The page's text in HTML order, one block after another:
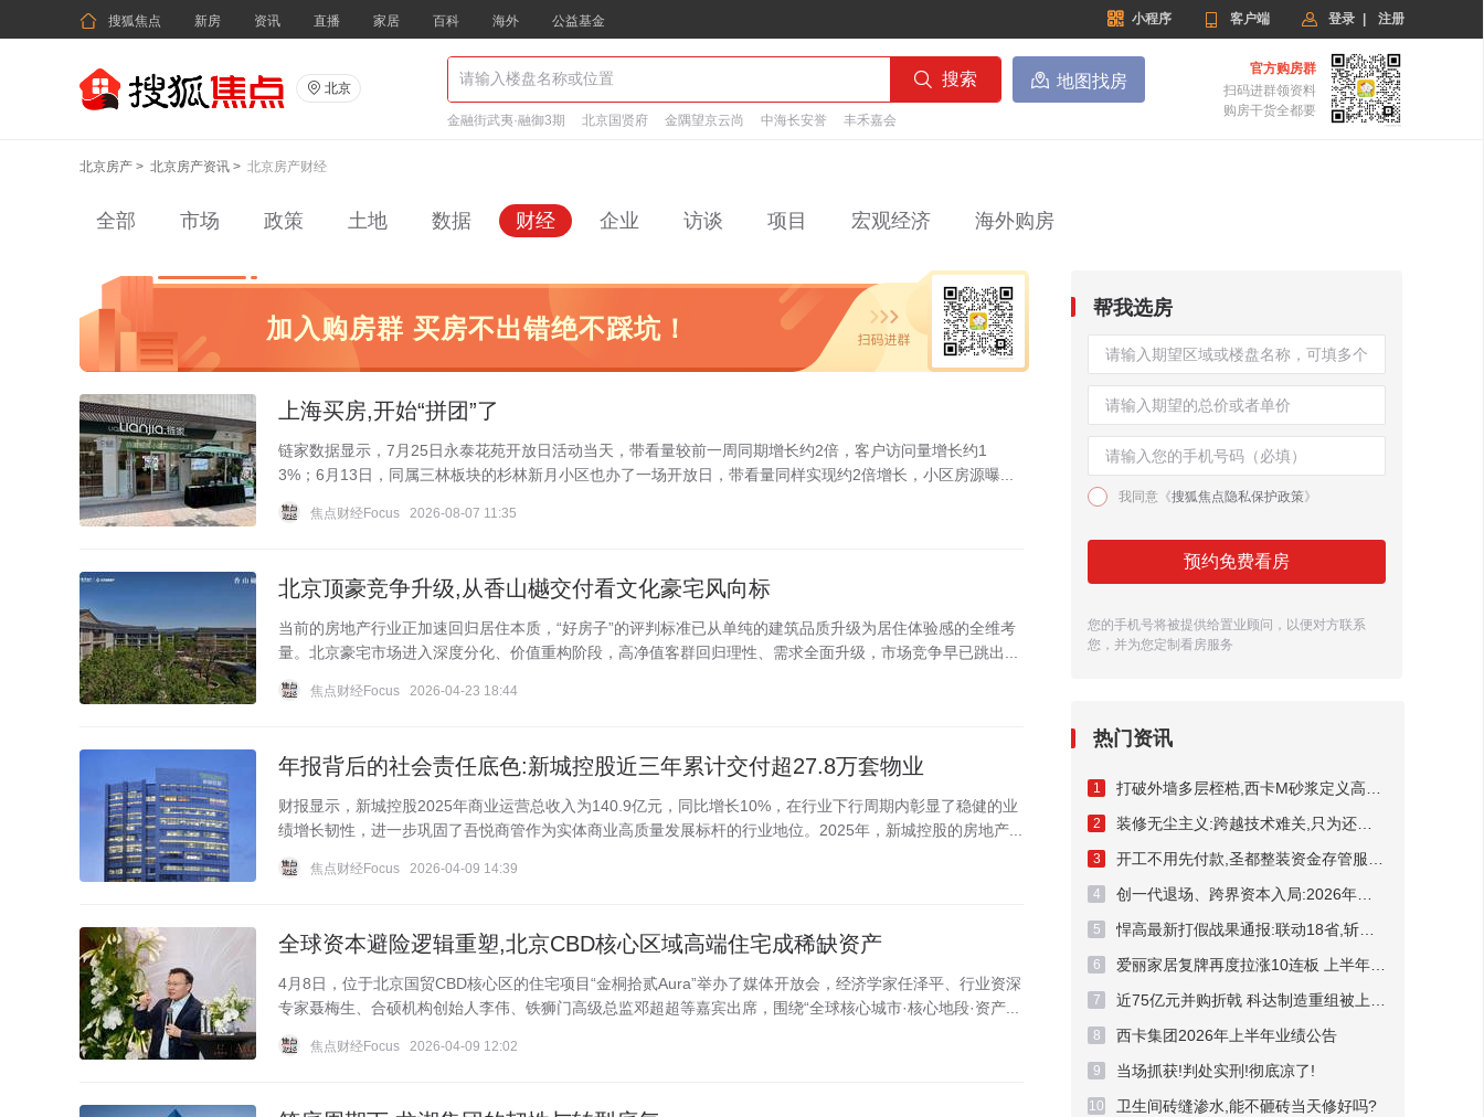
 搜狐焦点 新房 资讯 直播 家居 百科 海外 公益基金  小程序  客户端  登录 注册
 北京  搜索  地图找房
金融街武夷·融御3期 北京国贤府 金隅望京云尚 中海长安誉 丰禾嘉会
官方购房群
扫码进群领资料
购房干货全都要
北京房产 > 北京房产资讯 > 北京房产财经
全部 市场 政策 土地 数据 财经 企业 访谈 项目 宏观经济 海外购房
加入购房群 买房不出错绝不踩坑！
上海买房,开始“拼团”了
链家数据显示，7月25日永泰花苑开放日活动当天，带看量较前一周同期增长约2倍，客户访问量增长约1
3%；6月13日，同属三林板块的杉林新月小区也办了一场开放日，带看量同样实现约2倍增长，小区房源曝...
焦点财经Focus 2026-08-07 11:35
北京顶豪竞争升级,从香山樾交付看文化豪宅风向标
当前的房地产行业正加速回归居住本质，“好房子”的评判标准已从单纯的建筑品质升级为居住体验感的全维考
量。北京豪宅市场进入深度分化、价值重构阶段，高净值客群回归理性、需求全面升级，市场竞争早已跳出...
焦点财经Focus 2026-04-23 18:44
年报背后的社会责任底色:新城控股近三年累计交付超27.8万套物业
财报显示，新城控股2025年商业运营总收入为140.9亿元，同比增长10%，在行业下行周期内彰显了稳健的业
绩增长韧性，进一步巩固了吾悦商管作为实体商业高质量发展标杆的行业地位。2025年，新城控股的房地产...
焦点财经Focus 2026-04-09 14:39
全球资本避险逻辑重塑,北京CBD核心区域高端住宅成稀缺资产
4月8日，位于北京国贸CBD核心区的住宅项目“金桐拾贰Aura”举办了媒体开放会，经济学家任泽平、行业资深
专家聂梅生、合硕机构创始人李伟、铁狮门高级总监邓超超等嘉宾出席，围绕“全球核心城市·核心地段·资产...
焦点财经Focus 2026-04-09 12:02
帮我选房
我同意《搜狐焦点隐私保护政策》
预约免费看房
您的手机号将被提供给置业顾问，以便对方联系
您，并为您定制看房服务
热门资讯
1
2
3
4
5
6
7
8 西卡集团2026年上半年业绩公告
9 当场抓获!判处实刑!彻底凉了!
10 卫生间砖缝渗水,能不砸砖当天修好吗?